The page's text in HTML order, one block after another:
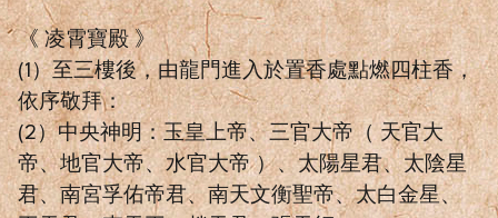
《 凌霄寶殿 》
(1）至三樓後，由龍門進入於置香處點燃四柱香，
依序敬拜：
(2）中央神明：玉皇上帝、三官大帝（ 天官大
帝、地官大帝、水官大帝 ）、太陽星君、太陰星
君、南宮孚佑帝君、南天文衡聖帝、太白金星、